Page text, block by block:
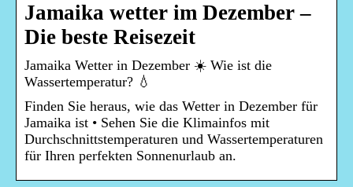
Jamaika wetter im Dezember –
Die beste Reisezeit
Jamaika Wetter in Dezember ☀️ Wie ist die
Wassertemperatur? 💧
Finden Sie heraus, wie das Wetter in Dezember für
Jamaika ist • Sehen Sie die Klimainfos mit
Durchschnittstemperaturen und Wassertemperaturen
für Ihren perfekten Sonnenurlaub an.